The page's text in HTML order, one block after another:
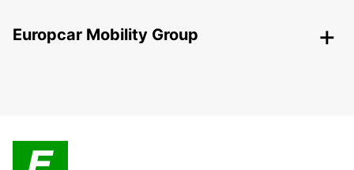
Europcar Mobility Group